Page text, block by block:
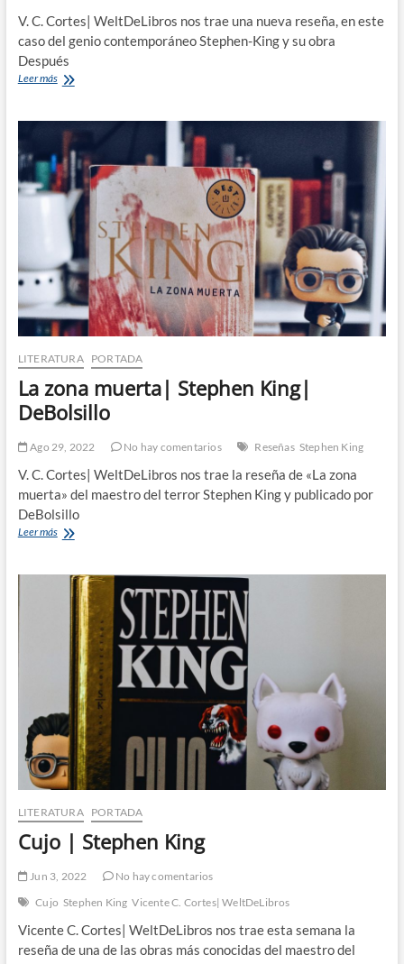
V. C. Cortes| WeltDeLibros nos trae una nueva reseña, en este
caso del genio contemporáneo Stephen-King y su obra
Después
Leer másDespués|
LITERATURA PORTADA
La zona muerta| Stephen King|
DeBolsillo
Ago 29, 2022 No hay comentarios Reseñas Stephen King
V. C. Cortes| WeltDeLibros nos trae la reseña de «La zona
muerta» del maestro del terror Stephen King y publicado por
DeBolsillo
Leer másLa
Stephen
King|
DeBolsillo
LITERATURA PORTADA
Cujo | Stephen King
Jun 3, 2022
No hay comentarios
Cujo Stephen King Vicente C. Cortes| WeltDeLibros
Vicente C. Cortes| WeltDeLibros nos trae esta semana la
reseña de una de las obras más conocidas del maestro del